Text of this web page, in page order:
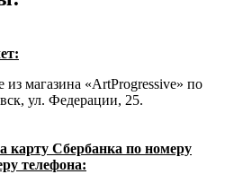
из магазина «ArtProgressive» по
ул. Федерации, 25.
карту Сбербанка по номеру
телефона: